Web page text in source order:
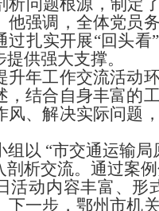
析问题根源，制定
他强调，全体党员
过扎实开展“回头
供强大支撑。​
升年工作交流活动
，结合自身丰富的
风、解决实际问题
组以 “市交通运输
析交流。通过案
活动内容丰富、形
下一步，鄂州市机